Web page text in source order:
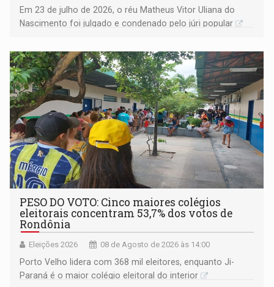
Em 23 de julho de 2026, o réu Matheus Vitor Uliana do
Nascimento foi julgado e condenado pelo júri popular
PESO DO VOTO: Cinco maiores colégios
eleitorais concentram 53,7% dos votos de
Rondônia
Eleições 2026 08 de Agosto de 2026 às 14:00
Porto Velho lidera com 368 mil eleitores, enquanto Ji-
Paraná é o maior colégio eleitoral do interior